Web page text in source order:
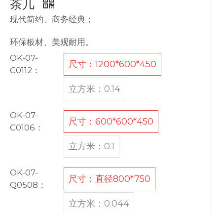
茶几
现代简约、商务经典；
环保板材、美观耐用。
OK-07-
C0112：
尺寸：1200*600*450
立方米：0.14
OK-07-
C0106：
尺寸：600*600*450
立方米：0.1
OK-07-
Q0508：
尺寸：直径800*750
立方米：0.044